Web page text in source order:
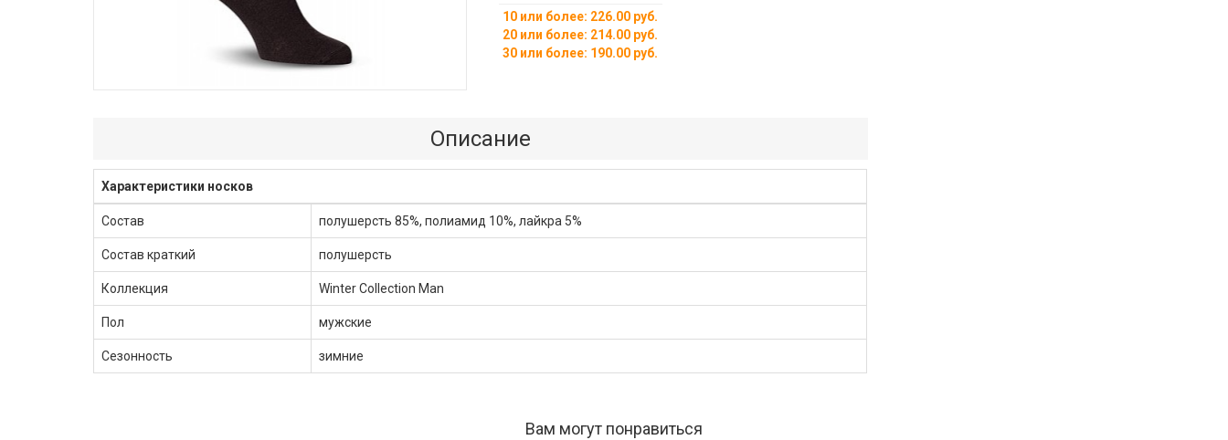
10 или более: 226.00 руб.
20 или более: 214.00 руб.
30 или более: 190.00 руб.
Описание
Характеристики носков
Состав полушерсть 85%, полиамид 10%, лайкра 5%
Состав краткий полушерсть
Коллекция Winter Collection Man
Пол мужские
Сезонность зимние
Вам могут понравиться